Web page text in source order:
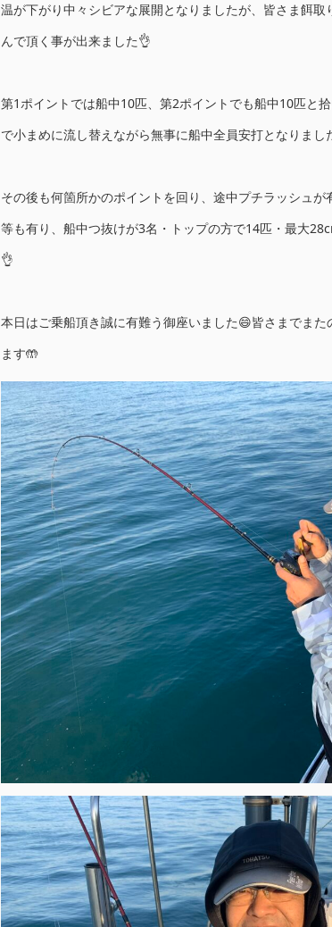
温が下がり中々シビアな展開となりましたが、皆さま餌
んで頂く事が出来ました👌
第1ポイントでは船中10匹、第2ポイントでも船中10匹と
で小まめに流し替えながら無事に船中全員安打となりまし
その後も何箇所かのポイントを回り、途中プチラッシュ
等も有り、船中つ抜けが3名・トップの方で14匹・最大
👌
本日はご乗船頂き誠に有難う御座いました😄皆さまでま
ます🤲